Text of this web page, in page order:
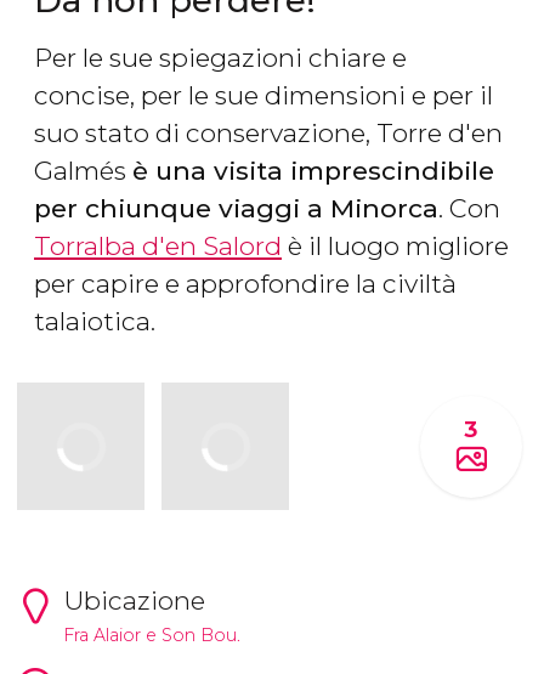
Per le sue spiegazioni chiare e
concise, per le sue dimensioni e per il
suo stato di conservazione, Torre d'en
Galmés è una visita imprescindibile
per chiunque viaggi a Minorca. Con
Torralba d'en Salord è il luogo migliore
per capire e approfondire la civiltà
talaiotica.
3
Ubicazione
Fra Alaior e Son Bou.